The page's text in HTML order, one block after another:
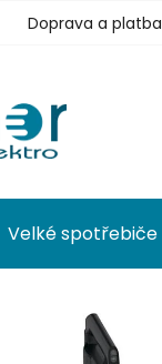
Doprava a platba
Velké spotřebiče